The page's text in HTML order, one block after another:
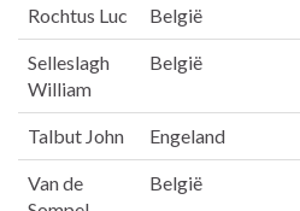
Rochtus Luc België
Selleslagh
William
België
Talbut John Engeland
Van de
België